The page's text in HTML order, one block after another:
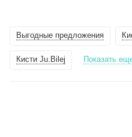
Выгодные предложения
Кисти Ju.Bilej Показать